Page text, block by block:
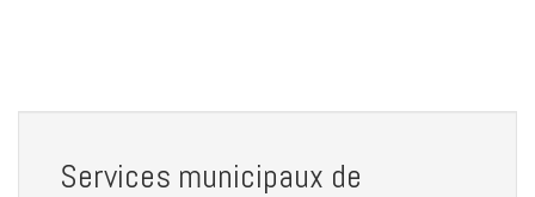
Services municipaux de